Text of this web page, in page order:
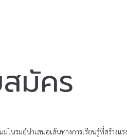
มัคร
มโนรมย์นําเสนอเส้นทางการเรียนรู้ที่สร้า